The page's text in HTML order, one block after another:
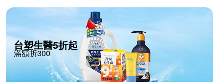
台塑生醫5折起
滿額折300